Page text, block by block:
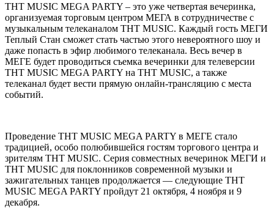
ТНТ MUSIC MEGA PARTY – это уже четвертая вечеринка,
организуемая торговым центром МЕГА в сотрудничестве с
музыкальным телеканалом ТНТ MUSIC. Каждый гость МЕГИ
Теплый Стан сможет стать частью этого невероятного шоу и
даже попасть в эфир любимого телеканала. Весь вечер в
МЕГЕ будет проводиться съемка вечеринки для телеверсии
ТНТ MUSIC MEGA PARTY на ТНТ MUSIC, а также
телеканал будет вести прямую онлайн-трансляцию с места
событий.
Проведение ТНТ MUSIC MEGA PARTY в МЕГЕ стало
традицией, особо полюбившейся гостям торгового центра и
зрителям ТНТ MUSIC. Серия совместных вечеринок МЕГИ и
ТНТ MUSIC для поклонников современной музыки и
зажигательных танцев продолжается — следующие ТНТ
MUSIC MEGA PARTY пройдут 21 октября, 4 ноября и 9
декабря.